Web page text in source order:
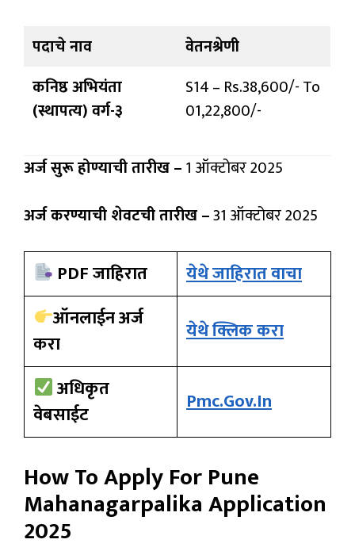
पदाचे नाव
वेतनश्रेणी
कनिष्ठ अभियंता
(स्थापत्य) वर्ग-३
S14 – Rs.38,600/- To
01,22,800/-
अर्ज सुरू होण्याची तारीख –1 ऑक्टोबर 2025
अर्ज करण्याची शेवटची तारीख –31 ऑक्टोबर 2025
PDF जाहिरात
येथे जाहिरात वाचा
ऑनलाईन अर्ज
करा
येथे क्लिक करा
अधिकृत
वेबसाईट
Pmc.gov.in
How To Apply ForPune
Mahanagarpalika Application
2025